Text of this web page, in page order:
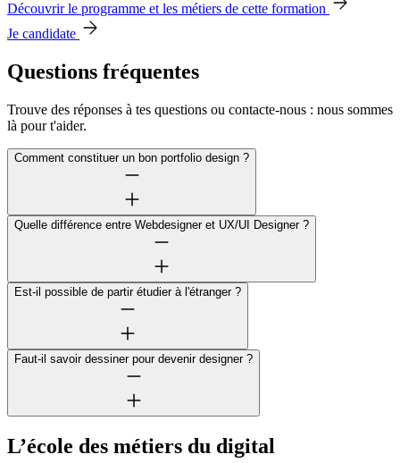
Découvrir le programme et les métiers de cette formation
Je candidate
Questions fréquentes
Trouve des réponses à tes questions ou contacte-nous : nous sommes
là pour t'aider.
Comment constituer un bon portfolio design ?
Quelle différence entre Webdesigner et UX/UI Designer ?
Est-il possible de partir étudier à l'étranger ?
Faut-il savoir dessiner pour devenir designer ?
L’école des métiers du digital